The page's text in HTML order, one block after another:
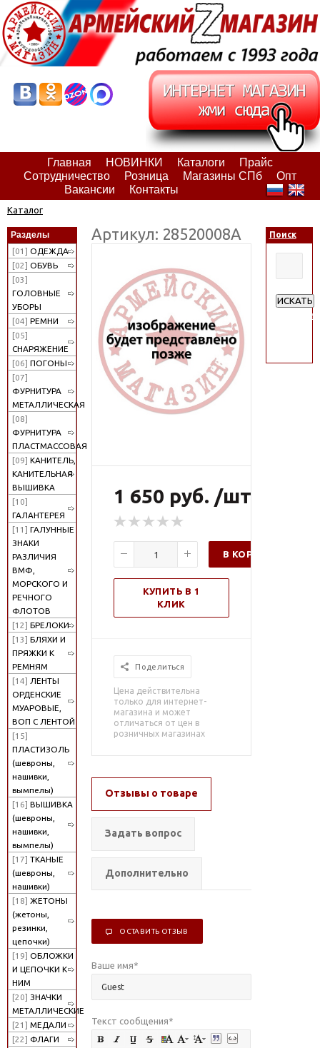
Главная НОВИНКИ Каталоги
Прайс
Сотрудничество
Розница Магазины СПб
Опт
Вакансии
Контакты
Каталог
Разделы
[01] ОДЕЖДА
[02] ОБУВЬ
[03]
ГОЛОВНЫЕ
УБОРЫ
[04] РЕМНИ
[05]
СНАРЯЖЕНИЕ
[06] ПОГОНЫ
[07]
ФУРНИТУРА
МЕТАЛЛИЧЕСКАЯ
[08]
ФУРНИТУРА
ПЛАСТМАССОВАЯ
[09] КАНИТЕЛЬ,
КАНИТЕЛЬНАЯ
ВЫШИВКА
[10]
ГАЛАНТЕРЕЯ
[11] ГАЛУННЫЕ
ЗНАКИ
РАЗЛИЧИЯ
ВМФ,
МОРСКОГО И
РЕЧНОГО
ФЛОТОВ
[12] БРЕЛОКИ
[13] БЛЯХИ И
ПРЯЖКИ К
РЕМНЯМ
[14] ЛЕНТЫ
ОРДЕНСКИЕ
МУАРОВЫЕ,
ВОП С ЛЕНТОЙ
[15]
ПЛАСТИЗОЛЬ
(шевроны,
нашивки,
вымпелы)
[16] ВЫШИВКА
(шевроны,
нашивки,
вымпелы)
[17] ТКАНЫЕ
(шевроны,
нашивки)
[18] ЖЕТОНЫ
(жетоны,
резинки,
цепочки)
[19] ОБЛОЖКИ
И ЦЕПОЧКИ К
НИМ
[20] ЗНАЧКИ
МЕТАЛЛИЧЕСКИЕ
[21] МЕДАЛИ
[22] ФЛАГИ
Артикул: 28520008А
1 650 руб. /шт
В КОРЗИНУ
КУПИТЬ В 1
КЛИК
Поделиться
Цена действительна
только для интернет-
магазина и может
отличаться от цен в
розничных магазинах
Отзывы о товаре
Задать вопрос
Дополнительно
ОСТАВИТЬ ОТЗЫВ
Ваше имя*
Текст сообщения*
Поиск
ИСКАТЬ